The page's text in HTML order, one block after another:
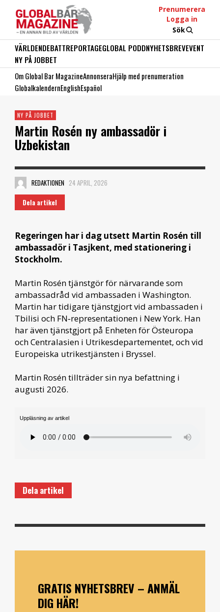
Prenumerera
Logga in
Sök
VÄRLDENDEBATTREPORTAGEGLOBAL PODDNYHETSBREVEVENT
NY PÅ JOBBET
Om Global Bar MagazineAnnonseraHjälp med prenumeration
GlobalkalendernEnglishEspañol
NY PÅ JOBBET
Martin Rosén ny ambassadör i
Uzbekistan
REDAKTIONEN 24 APRIL, 2026
Dela artikel
Regeringen har i dag utsett Martin Rosén till
ambassadör i Tasjkent, med stationering i
Stockholm.
Martin Rosén tjänstgör för närvarande som
ambassadråd vid ambassaden i Washington.
Martin har tidigare tjänstgjort vid ambassaden i
Tbilisi och FN‑representationen i New York. Han
har även tjänstgjort på Enheten för Östeuropa
och Centralasien i Utrikesdepartementet, och vid
Europeiska utrikestjänsten i Bryssel.
Martin Rosén tillträder sin nya befattning i
augusti 2026.
Uppläsning av artikel
Dela artikel
GRATIS NYHETSBREV – ANMÄL
DIG HÄR!